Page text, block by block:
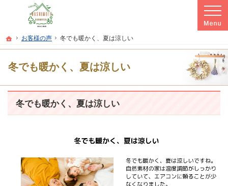
ホーム
お客様の声 冬でも暖かく、夏は涼しい
冬でも暖かく、夏は涼しい
プロの目線からご提案。本宮市・二本松市・郡山市の注文住宅・新築戸建てを手
本宮市・二本松市・郡山市の新築・注文住宅・新築戸建てを手がける工務店なら橋
冬でも暖かく、夏は涼しい